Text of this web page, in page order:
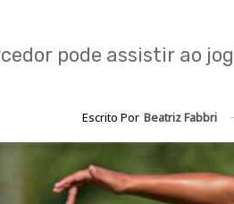
pode assistir ao
Escrito Por Beatriz Fabbri